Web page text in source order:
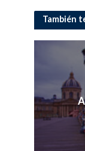
También